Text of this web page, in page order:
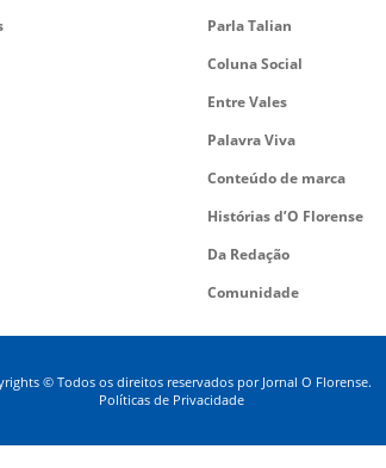
Parla Talian
Coluna Social
Entre Vales
Palavra Viva
Conteúdo de marca
Histórias d’O Florense
Da Redação
Comunidade
© Todos os direitos reservados por Jornal O Florense.
Políticas de Privacidade